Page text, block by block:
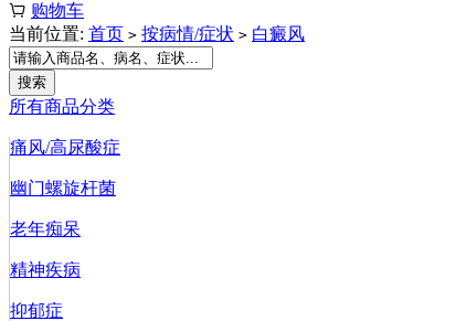
购物车
当前位置: 首页 > 按病情/症状 > 白癜风
所有商品分类
痛风/高尿酸症
幽门螺旋杆菌
老年痴呆
精神疾病
抑郁症